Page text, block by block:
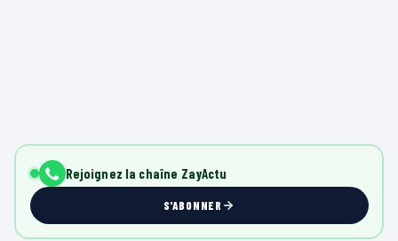
Rejoignez la chaîne ZayActu
S'ABONNER